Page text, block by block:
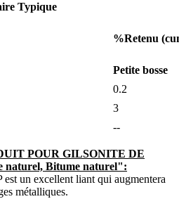
Typique
%Retenu
Petite bosse
0.2
3
--
POUR GILSONITE DE
Bitume naturel":
un excellent liant qui augmentera
métalliques.